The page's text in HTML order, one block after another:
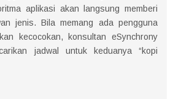
aplikasi akan langsung memberi
jenis. Bila memang ada pengguna
kecocokan, konsultan eSynchrony
jadwal untuk keduanya “kopi